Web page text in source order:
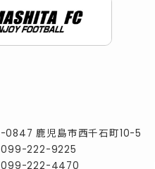
0847 鹿児島市西千石町10-5
099-222-9225
099-222-4470